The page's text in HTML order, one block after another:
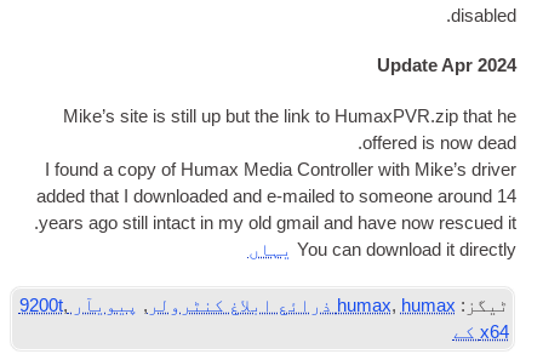
Mike’s site is still up but the link to
.
I found a copy of Humax Media Con­trol­ler
added that I down­loaded and e‑mailed to
years ago still intact in my old gmail and have
.
You can یہاں
humax
, پیویآر 9200t ,